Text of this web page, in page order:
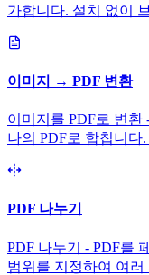
가합니다. 설치 없이
이미지 → PDF 변환
이미지를 PDF로 변환
나의 PDF로 합칩니다
PDF 나누기
PDF 나누기 - PDF를
범위를 지정하여 여